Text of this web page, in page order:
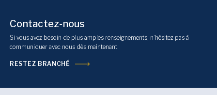
Contactez-nous
Si vous avez besoin de plus amples renseignements, n’hésitez pas à
communiquer avec nous dès maintenant.
RESTEZ BRANCHÉ